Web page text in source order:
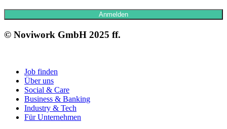
Anmelden
© Noviwork GmbH 2025 ff.
Job finden
Über uns
Social & Care
Business & Banking
Industry & Tech
Für Unternehmen